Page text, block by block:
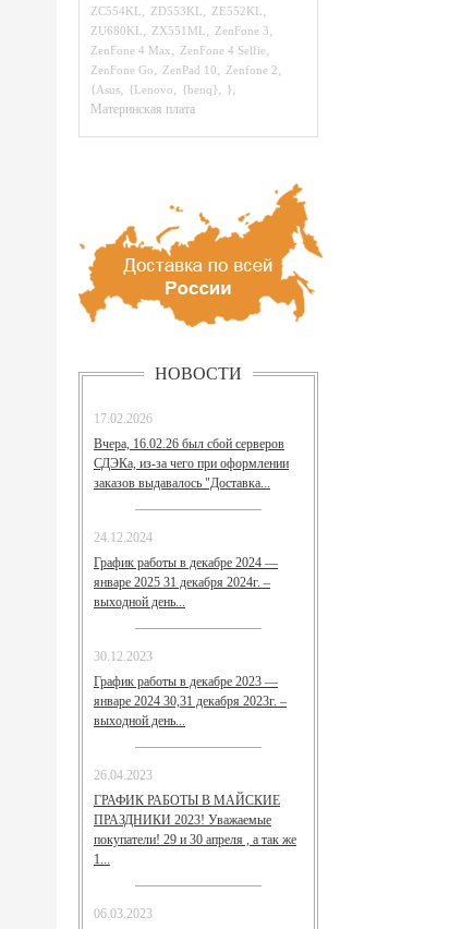
ZC554KL, ZD553KL, ZE552KL,
ZU680KL, ZX551ML, ZenFone 3,
ZenFone 4 Max, ZenFone 4 Selfie,
ZenFone Go, ZenPad 10, Zenfone 2,
{Asus, {Lenovo, {benq}, },
Материнская плата
НОВОСТИ
17.02.2026
Вчера, 16.02.26 был сбой серверов
СДЭКа, из-за чего при оформлении
заказов выдавалось "Доставка...
24.12.2024
График работы в декабре 2024 —
январе 2025 31 декабря 2024г. –
выходной день...
30.12.2023
График работы в декабре 2023 —
январе 2024 30,31 декабря 2023г. –
выходной день...
26.04.2023
ГРАФИК РАБОТЫ В МАЙСКИЕ
ПРАЗДНИКИ 2023! Уважаемые
покупатели! 29 и 30 апреля , а так же
1...
06.03.2023